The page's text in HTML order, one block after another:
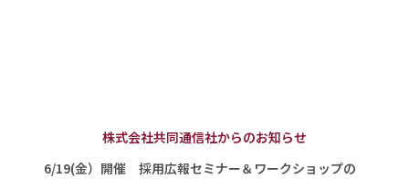
株式会社共同通信社からのお知らせ
6/19(金）開催 採用広報セミナー＆ワークショップの